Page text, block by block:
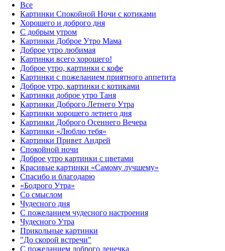
Все
Картинки Спокойной Ночи с котиками
Хорошего и доброго дня
С добрым утром
Картинки Доброе Утро Мама
Доброе утро любимая
Картинки всего хорошего!
Доброе утро, картинки с кофе
Картинки с пожеланием приятного аппетита
Доброе утро, картинки с котиками
Картинки доброе утро Таня
Картинки Доброго Летнего Утра
Картинки хорошего летнего дня
Картинки Доброго Осеннего Вечера
Картинки «Люблю тебя»
Картинки Привет Андрей
Спокойной ночи
Доброе утро картинки с цветами
Красивые картинки «Самому лучшему»
Спасибо и благодарю
«‎Бодрого Утра»‎
Со смыслом
Чудесного дня
С пожеланием чудесного настроения
Чудесного Утра
Прикольные картинки
"До скорой встречи"
С пожеланием доброго денечка